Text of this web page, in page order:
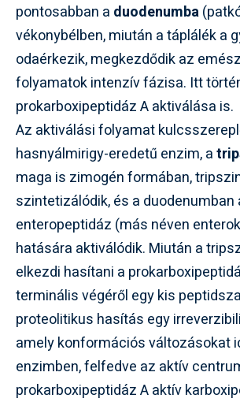
pontosabban a duodenumba
vékonybélben, miután a táplálék a
odaérkezik, megkezdődik az
folyamatok intenzív fázisa. Itt
prokarboxipeptidáz A aktiválása is.
Az aktiválási folyamat
hasnyálmirigy-eredetű enzim, a
maga is zimogén formában,
szintetizálódik, és a duodenumban
enteropeptidáz (más néven
hatására aktiválódik. Miután a
elkezdi hasítani a
terminális végéről egy kis
proteolitikus hasítás egy
amely konformációs változásokat
enzimben, felfedve az aktív
prokarboxipeptidáz A aktív